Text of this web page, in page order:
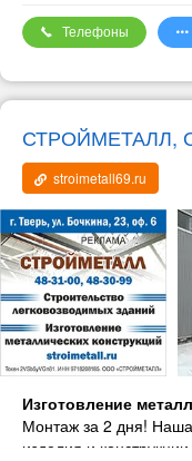
— балка
— швеллер
— листы
— листы
— листы
— полоса
— лист рифлёный
— круг
— квадрат
Стройматериалы:
— Фанера
— OSB плита
— Профнастил
— Профнастил
— Электроды
— Цемент
— Сетка кладочная
— Сетка рабица
Телефоны
СТРОЙМЕТАЛЛ,
stroimetall69.ru
Изготовление
Монтаж за 2 дня!
изделия и